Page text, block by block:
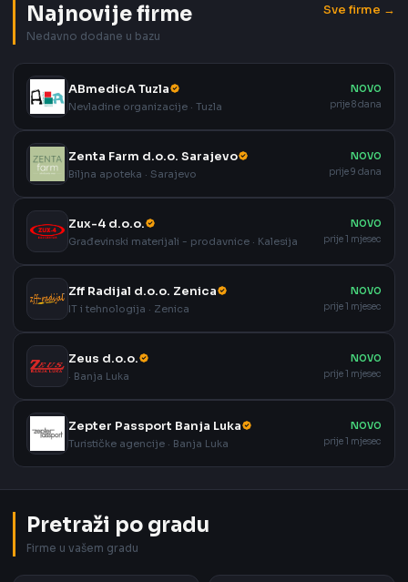
Najnovije firme
Nedavno dodane u bazu
Sve firme →
ABmedicA Tuzla
Nevladine organizacije · Tuzla
NOVO
prije 8 dana
Zenta Farm d.o.o. Sarajevo
Biljna apoteka · Sarajevo
NOVO
prije 9 dana
Zux-4 d.o.o.
Građevinski materijali - prodavnice · Kalesija
NOVO
prije 1 mjesec
Zff Radijal d.o.o. Zenica
IT i tehnologija · Zenica
NOVO
prije 1 mjesec
Zeus d.o.o.
· Banja Luka
NOVO
prije 1 mjesec
Zepter Passport Banja Luka
Turističke agencije · Banja Luka
NOVO
prije 1 mjesec
Pretraži po gradu
Firme u vašem gradu